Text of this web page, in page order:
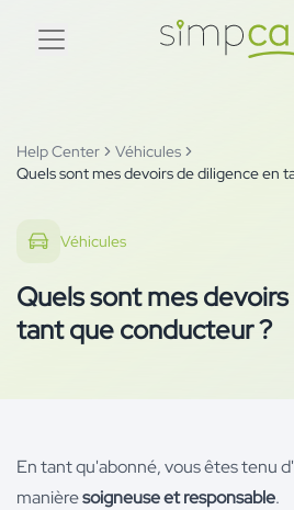
Help Center
Véhicules
Quels sont mes devoirs de diligence en
Véhicules
Quels sont mes
tant que conducteur ?
En tant qu'abonné, vous êtes tenu
manièresoigneuse et responsable.